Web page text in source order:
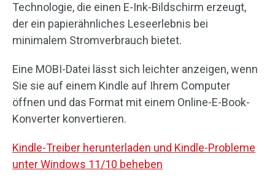
Technologie, die einen E-Ink-Bildschirm erzeugt,
der ein papierähnliches Leseerlebnis bei
minimalem Stromverbrauch bietet.
Eine MOBI-Datei lässt sich leichter anzeigen, wenn
Sie sie auf einem Kindle auf Ihrem Computer
öffnen und das Format mit einem Online-E-Book-
Konverter konvertieren.
Kindle-Treiber herunterladen und Kindle-Probleme
unter Windows 11/10 beheben